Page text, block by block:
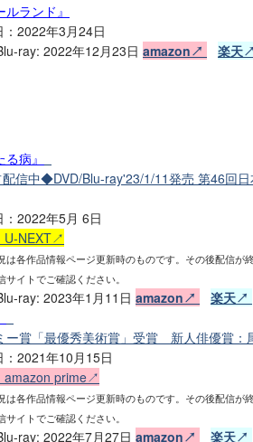
ルランド』
：2022年3月24日
ray: 2022年12月23日 amazon↗ 楽天↗
る病』
信中◆DVD/Blu-ray'23/1/11発売 第46回
：2022年5月 6日
U-NEXT↗
は各作品情報ページ更新時のものです。その後配信が
サイトでご確認ください。
ray: 2023年1月11日 amazon↗ 楽天↗
ー賞「最優秀美術賞」受賞 新人俳優賞：
：2021年10月15日
amazon prime↗
は各作品情報ページ更新時のものです。その後配信が
サイトでご確認ください。
ray: 2022年7月27日 amazon↗ 楽天↗